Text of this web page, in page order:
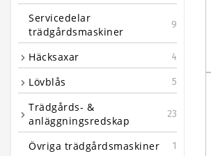
Servicedelar
trädgårdsmaskiner
9
Häcksaxar 4
Lövblås 5
Trädgårds- &
anläggningsredskap
23
Övriga trädgårdsmaskiner 1